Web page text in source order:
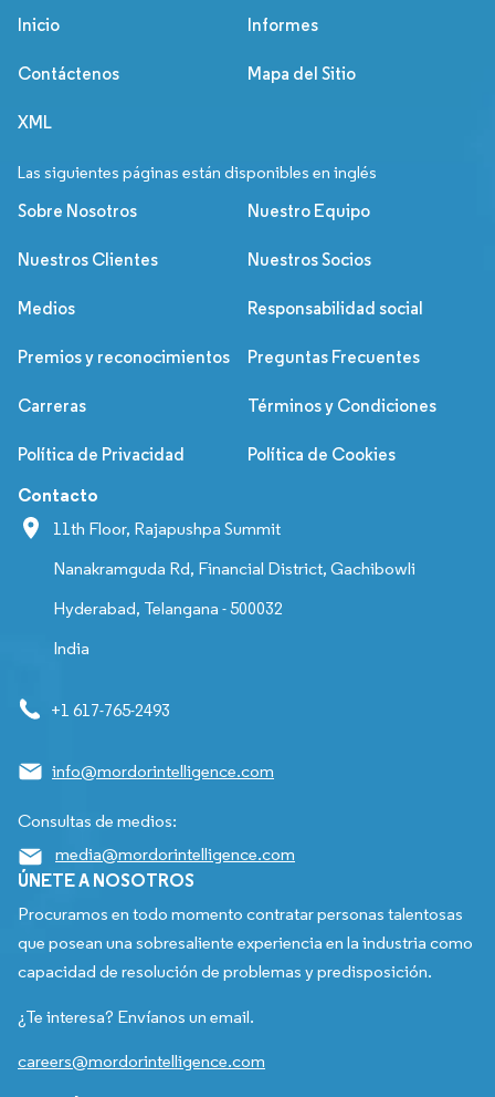
Inicio Informes
Contáctenos Mapa del Sitio
XML
Las siguientes páginas están disponibles en inglés
Sobre Nosotros Nuestro Equipo
Nuestros Clientes Nuestros Socios
Medios Responsabilidad social
Premios y reconocimientos Preguntas Frecuentes
Carreras Términos y Condiciones
Política de Privacidad Política de Cookies
Contacto
11th Floor, Rajapushpa Summit
Nanakramguda Rd, Financial District, Gachibowli
Hyderabad, Telangana - 500032
India
+1 617-765-2493
info@mordorintelligence.com
Consultas de medios:
media@mordorintelligence.com
ÚNETE A NOSOTROS
Procuramos en todo momento contratar personas talentosas
que posean una sobresaliente experiencia en la industria como
capacidad de resolución de problemas y predisposición.
¿Te interesa? Envíanos un email.
careers@mordorintelligence.com